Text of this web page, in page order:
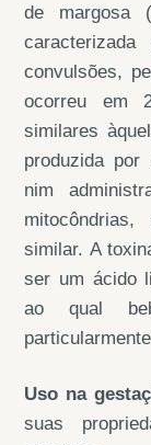
de margosa
caracterizada
convulsões,
ocorreu em
similares
produzida por
nim
similar. A
ser um ácido
ao qual
Uso na
suas